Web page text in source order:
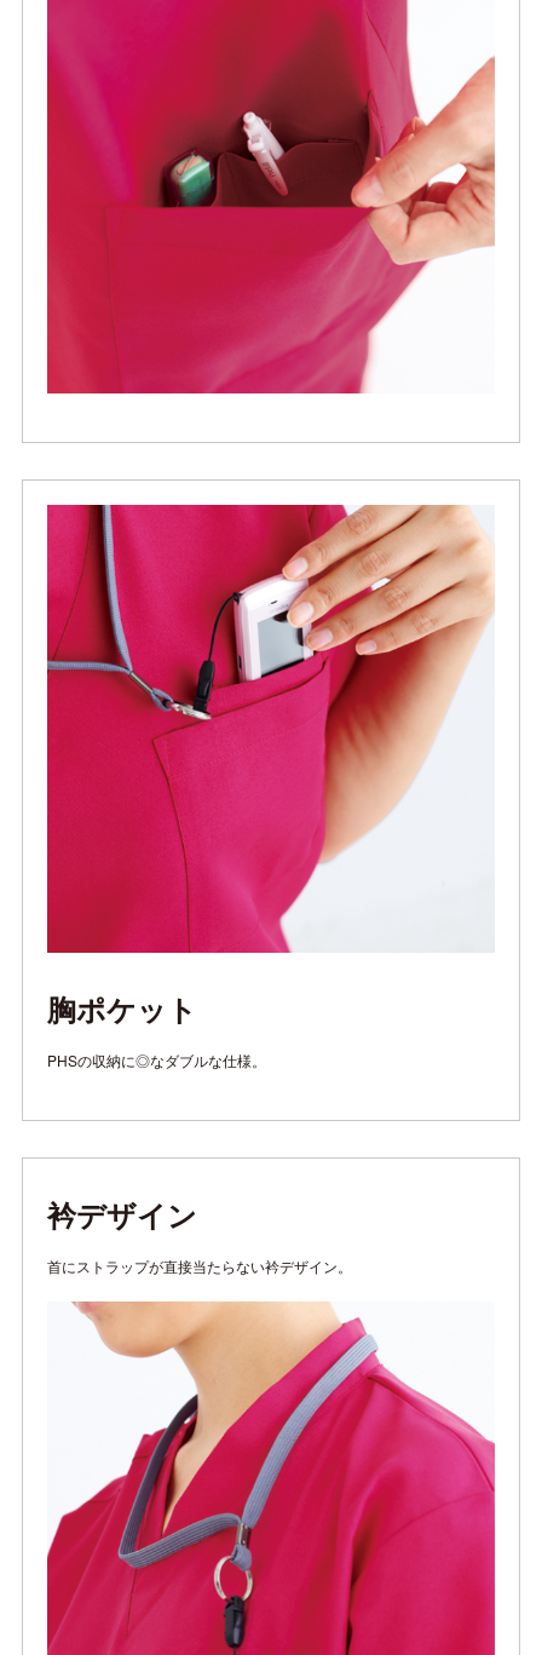
胸ポケット
PHSの収納に◎なダブルな仕様。
衿デザイン
首にストラップが直接当たらない衿デザイン。